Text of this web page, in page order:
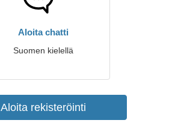
Aloita chatti
Suomen kielellä
Aloita rekisteröinti